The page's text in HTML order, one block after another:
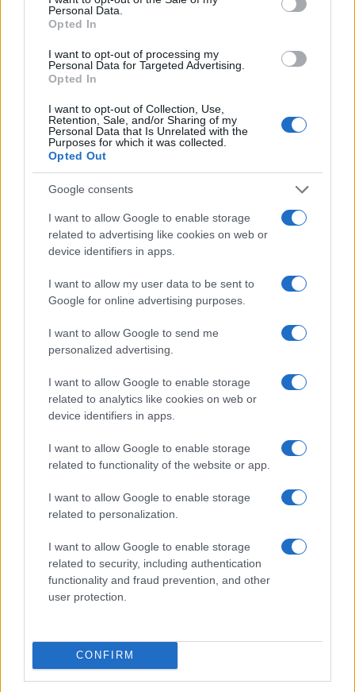
Personal Data.
Opted In
I want to opt-out of processing my
Personal Data for Targeted Advertising.
Opted In
I want to opt-out of Collection, Use,
Retention, Sale, and/or Sharing of my
Personal Data that Is Unrelated with the
Purposes for which it was collected.
Opted Out
Google consents
I want to allow Google to enable storage
related to advertising like cookies on web or
device identifiers in apps.
I want to allow my user data to be sent to
Google for online advertising purposes.
I want to allow Google to send me
personalized advertising.
I want to allow Google to enable storage
related to analytics like cookies on web or
device identifiers in apps.
I want to allow Google to enable storage
related to functionality of the website or app.
I want to allow Google to enable storage
related to personalization.
I want to allow Google to enable storage
related to security, including authentication
functionality and fraud prevention, and other
user protection.
CONFIRM
Gravidanza e caldo: guida evidence-based per
sicurezza
LIFESTYLE
Slow living 4.0: integrare minimalismo digitale e
Camilla Pellegrini · 1 Ago 2026
1